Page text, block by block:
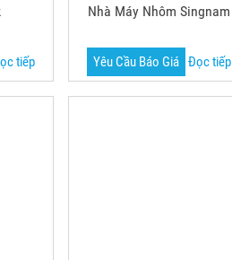
tiếp
Nhà Máy Nhôm Singnam
Yêu Cầu Báo Giá Đọc tiếp